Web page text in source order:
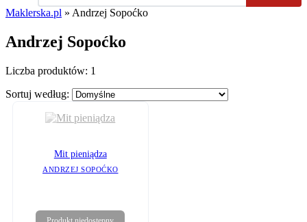
Maklerska.pl » Andrzej Sopoćko
Andrzej Sopoćko
Liczba produktów: 1
Sortuj według:
Mit pieniądza
ANDRZEJ SOPOĆKO